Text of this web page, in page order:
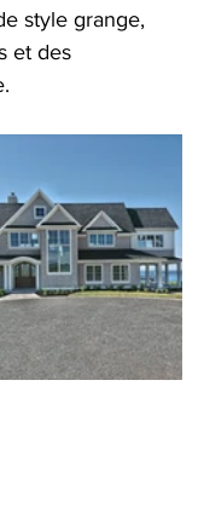
style grange,
et des